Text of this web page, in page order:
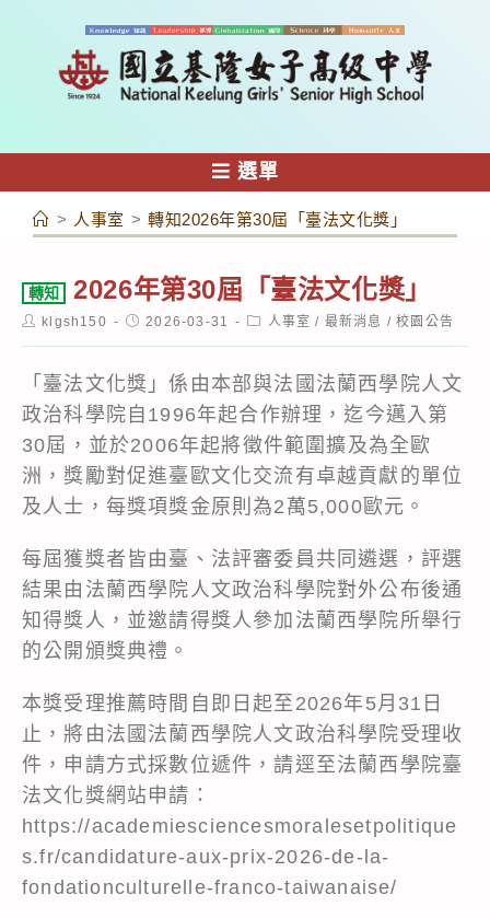
容
選單
> 人事室 > 轉知2026年第30屆「臺法文化獎」
轉知 2026年第30屆「臺法文化獎」
Postklgsh150
Post2026-03-31
Post人事室 / 最新消息 / 校園公告
「臺法文化獎」係由本部與法國法蘭西學院人文
政治科學院自1996年起合作辦理，迄今邁入第
30屆，並於2006年起將徵件範圍擴及為全歐
洲，獎勵對促進臺歐文化交流有卓越貢獻的單位
及人士，每獎項獎金原則為2萬5,000歐元。
每屆獲獎者皆由臺、法評審委員共同遴選，評選
結果由法蘭西學院人文政治科學院對外公布後通
知得獎人，並邀請得獎人參加法蘭西學院所舉行
的公開頒獎典禮。
本獎受理推薦時間自即日起至2026年5月31日
止，將由法國法蘭西學院人文政治科學院受理收
件，申請方式採數位遞件，請逕至法蘭西學院臺
法文化獎網站申請：
https://academiesciencesmoralesetpolitique
s.fr/candidature-aux-prix-2026-de-la-
fondationculturelle-franco-taiwanaise/